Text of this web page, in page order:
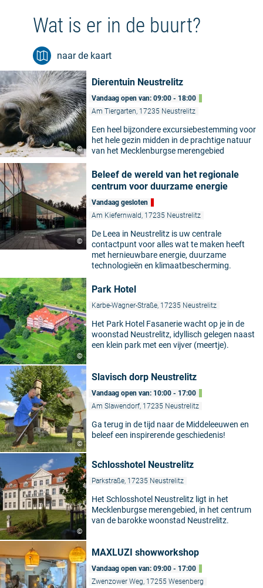
Wat is er in de buurt?
naar de kaart
©
Dierentuin Neustrelitz
Vandaag open van: 09:00 - 18:00
Am Tiergarten, 17235 Neustrelitz
Een heel bijzondere excursiebestemming voor
het hele gezin midden in de prachtige natuur
van het Mecklenburgse merengebied
©
Beleef de wereld van het regionale
centrum voor duurzame energie
Vandaag gesloten
Am Kiefernwald, 17235 Neustrelitz
De Leea in Neustrelitz is uw centrale
contactpunt voor alles wat te maken heeft
met hernieuwbare energie, duurzame
technologieën en klimaatbescherming.
©
Park Hotel
Karbe-Wagner-Straße, 17235 Neustrelitz
Het Park Hotel Fasanerie wacht op je in de
woonstad Neustrelitz, idyllisch gelegen naast
een klein park met een vijver (meertje).
©
Slavisch dorp Neustrelitz
Vandaag open van: 10:00 - 17:00
Am Slawendorf, 17235 Neustrelitz
Ga terug in de tijd naar de Middeleeuwen en
beleef een inspirerende geschiedenis!
©
Schlosshotel Neustrelitz
Parkstraße, 17235 Neustrelitz
Het Schlosshotel Neustrelitz ligt in het
Mecklenburgse merengebied, in het centrum
van de barokke woonstad Neustrelitz.
MAXLUZI showworkshop
Vandaag open van: 09:00 - 17:00
Zwenzower Weg, 17255 Wesenberg